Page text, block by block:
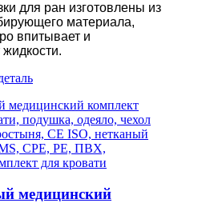
для ран изготовлены из
материала,
впитывает и
медицинский